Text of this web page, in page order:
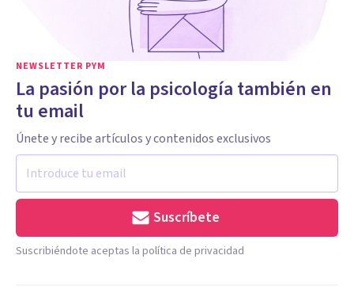
NEWSLETTER PYM
La pasión por la psicología también en
tu email
Únete y recibe artículos y contenidos exclusivos
Suscríbete
Suscribiéndote aceptas la política de privacidad